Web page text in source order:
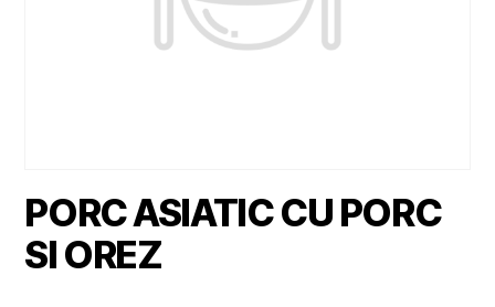
PORC ASIATIC CU PORC
SI OREZ